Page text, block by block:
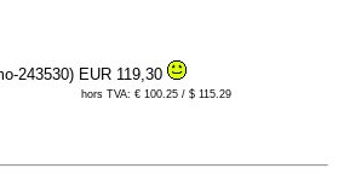
243530) EUR 119,30
hors TVA: € 100.25 / $ 115.29